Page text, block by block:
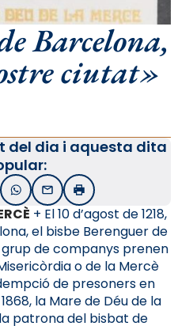
Barcelona,
ciutat»
del dia i aquesta dita
Twitter
WhatsApp
EmailImprimir
+ El 10 d’agost de 1218,
el bisbe Berenguer de
grup de companys prenen
o de la Mercè
de presoners en
la Mare de Déu de la
patrona del bisbat de